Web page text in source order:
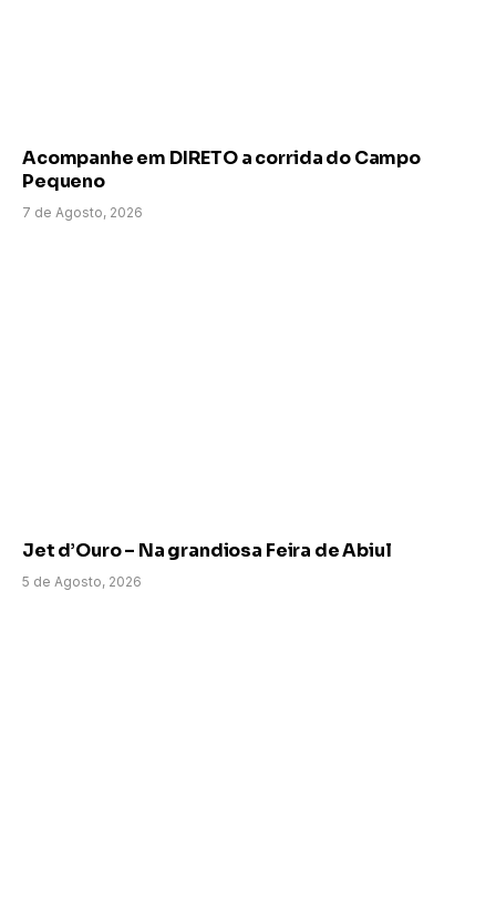
Acompanhe em DIRETO a corrida do Campo
Pequeno
7 de Agosto, 2026
Jet d’Ouro – Na grandiosa Feira de Abiul
5 de Agosto, 2026